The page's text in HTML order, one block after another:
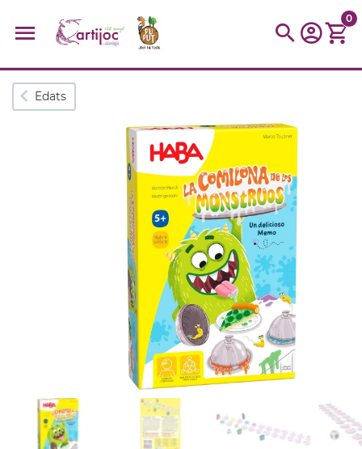
Cerques populars
trencaclosques baldufa cotxe
tinkering kit Cuina
0
Edats